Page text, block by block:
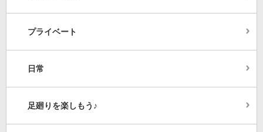
プライベート
日常
足廻りを楽しもう♪